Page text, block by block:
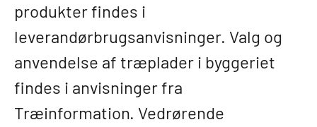
produkter findes i
leverandørbrugsanvisninger. Valg og
anvendelse af træplader i byggeriet
findes i anvisninger fra
Træinformation. Vedrørende